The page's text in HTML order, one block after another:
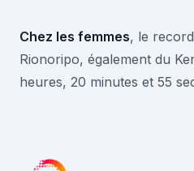
Chez les femmes, le
Rionoripo, également du
heures, 20 minutes et 55